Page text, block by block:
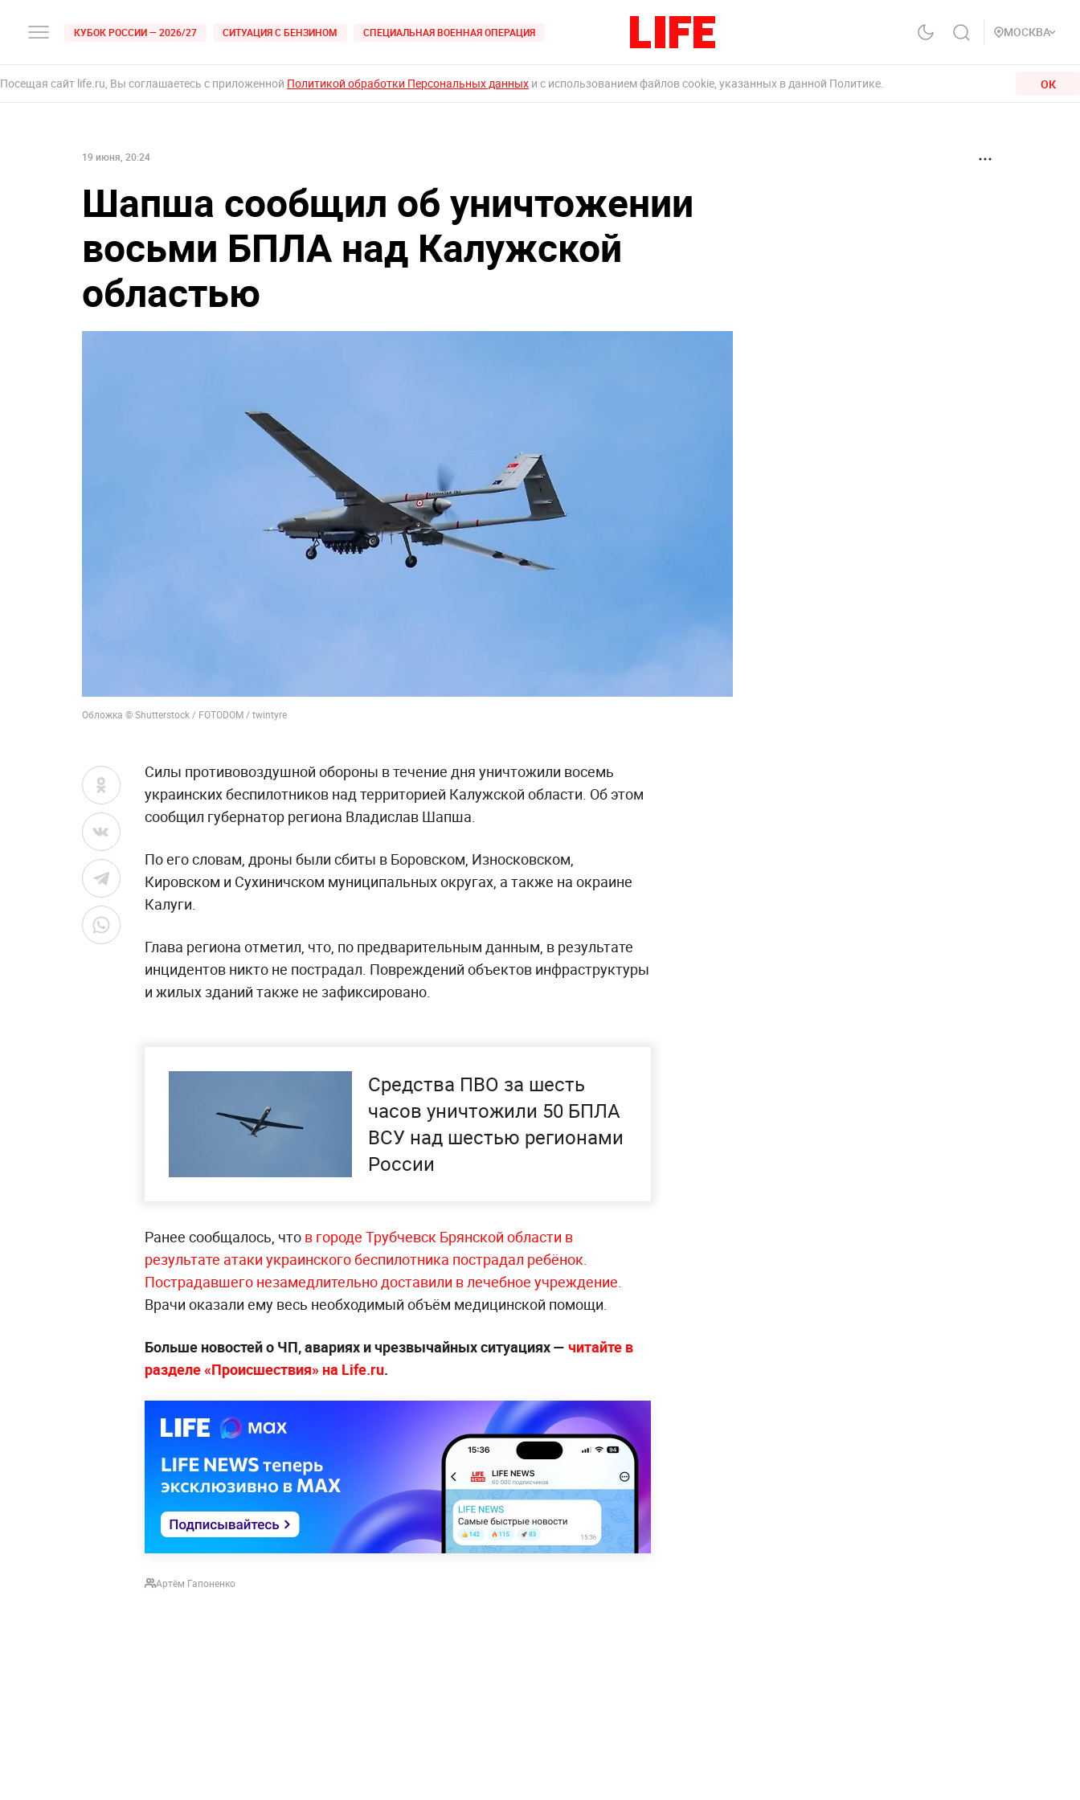
КУБОК РОССИИ — 2026/27 СИТУАЦИЯ С БЕНЗИНОМ СПЕЦИАЛЬНАЯ ВОЕННАЯ ОПЕРАЦИЯ МОСКВА
Посещая сайт life.ru, Вы соглашаетесь с приложенной Политикой обработки Персональных данных и с использованием файлов cookie, указанных в данной Политике. ОК
19 июня, 20:24
Шапша сообщил об уничтожении
восьми БПЛА над Калужской
областью
Обложка © Shutterstock / FOTODOM / twintyre
Силы противовоздушной обороны в течение дня уничтожили восемь
украинских беспилотников над территорией Калужской области. Об этом
сообщил губернатор региона Владислав Шапша.
По его словам, дроны были сбиты в Боровском, Износковском,
Кировском и Сухиничском муниципальных округах, а также на окраине
Калуги.
Глава региона отметил, что, по предварительным данным, в результате
инцидентов никто не пострадал. Повреждений объектов инфраструктуры
и жилых зданий также не зафиксировано.
Средства ПВО за шесть
часов уничтожили 50 БПЛА
ВСУ над шестью регионами
России
Ранее сообщалось, что в городе Трубчевск Брянской области в
результате атаки украинского беспилотника пострадал ребёнок.
Пострадавшего незамедлительно доставили в лечебное учреждение.
Врачи оказали ему весь необходимый объём медицинской помощи.
Больше новостей о ЧП, авариях и чрезвычайных ситуациях — читайте в
разделе «Происшествия» на Life.ru.
Артём Гапоненко